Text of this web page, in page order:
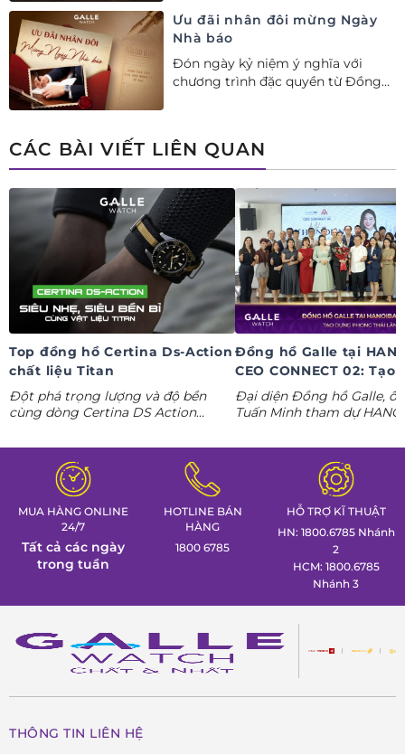
Gia đình Việt Nam.
Ưu đãi nhân đôi mừng Ngày
Nhà báo
Đón ngày kỷ niệm ý nghĩa với
chương trình đặc quyền từ Đồng
CÁC BÀI VIẾT LIÊN QUAN
Top đồng hồ Certina Ds-Action
chất liệu Titan
Đột phá trọng lượng và độ bền
cùng dòng Certina DS Action
tác thể thao cá tính nhất trong
Tuần lễ đồng hồ Thụy Sỹ cùng
Đồng hồ Galle!
Đồng hồ Galle tại
CEO CONNECT 02: Tạo
phong thái lãnh đạo kỷ
nguyên AI
Đại diện Đồng hồ Galle,
Tuấn Minh tham dự
gian trưng bày đồng hồ
định hình phong thái lãnh
MUA HÀNG ONLINE
24/7
Tất cả các ngày
trong tuần
HOTLINE BÁN
HÀNG
1800 6785
HỖ TRỢ KĨ THUẬT
HN: 1800.6785 Nhánh
2
HCM: 1800.6785
Nhánh 3
THÔNG TIN LIÊN HỆ